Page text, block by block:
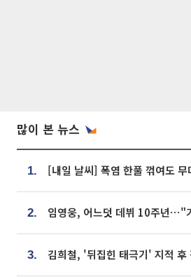
많이 본 뉴스
1.
2.
3.